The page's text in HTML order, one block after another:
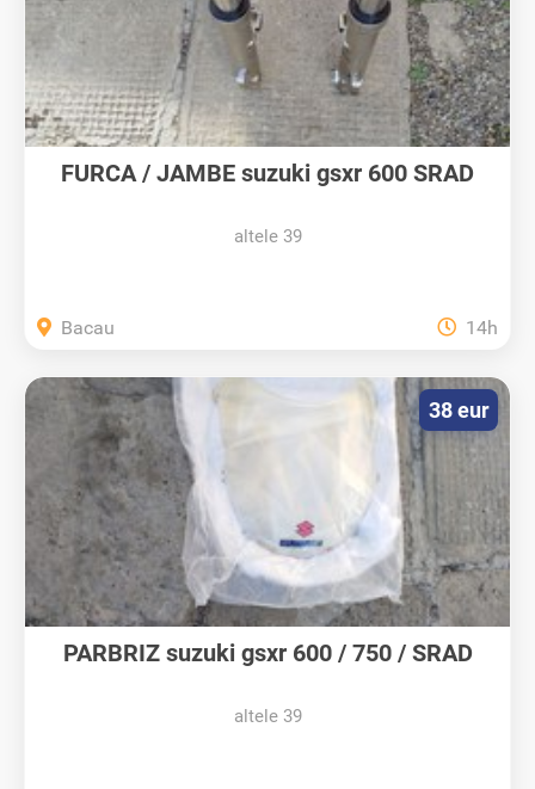
FURCA / JAMBE suzuki gsxr 600 SRAD
altele 39
Bacau 14h
PARBRIZ suzuki gsxr 600 / 750 / SRAD
altele 39
38 eur